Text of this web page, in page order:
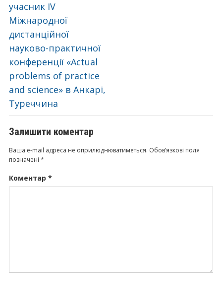
учасник ІV
Міжнародної
дистанційної
науково-практичної
конференції «Actual
problems of practice
and science» в Анкарі,
Туреччина
Залишити коментар
Ваша e-mail адреса не оприлюднюватиметься. Обов’язкові поля
позначені *
Коментар *